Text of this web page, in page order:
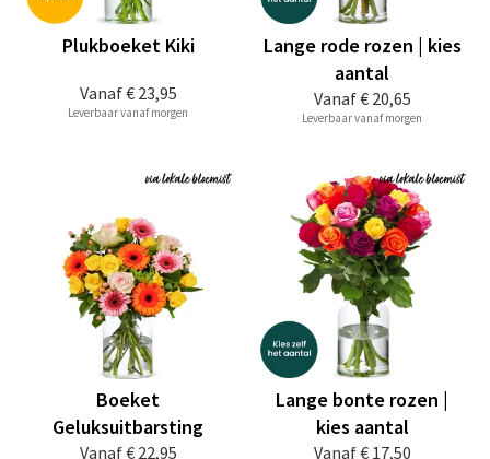
Vanaf€ 23,95
Plukboeket Kiki
Leverbaar vanaf morgen
Vanaf€ 20,65
Lange rode rozen | kies
aantal
Leverbaar vanaf morgen
Vanaf€ 22,95
Boeket
Geluksuitbarsting
Vanaf€ 17,50
Lange bonte rozen |
kies aantal